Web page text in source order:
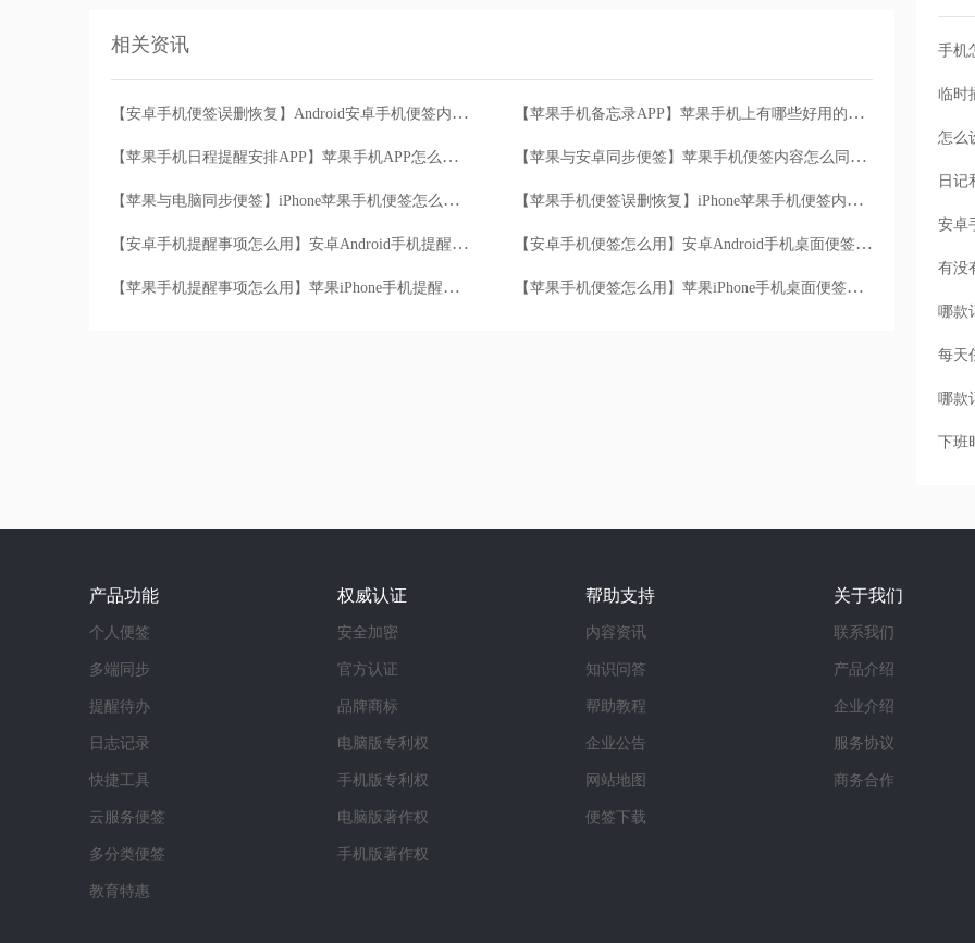
相关资讯
【安卓手机便签误删恢复】Android安卓手机便签内容误删后怎么找回恢复 【苹果手机备忘录APP】苹果手机上有哪些好用的手机备忘录同步应用软件
【苹果手机日程提醒安排APP】苹果手机APP怎么设置工作日程安排提醒通知 【苹果与安卓同步便签】苹果手机便签内容怎么同步到另一部安卓手机便签
【苹果与电脑同步便签】iPhone苹果手机便签怎么同步win电脑桌面便签 【苹果手机便签误删恢复】iPhone苹果手机便签内容误删后怎么找回恢复
【安卓手机提醒事项怎么用】安卓Android手机提醒待办事项怎么设置时间 【安卓手机便签怎么用】安卓Android手机桌面便签怎么记录便签内容
【苹果手机提醒事项怎么用】苹果iPhone手机提醒待办事项怎么设置时间 【苹果手机便签怎么用】苹果iPhone手机桌面便签APP怎么记录便签内容
手机
怎么
每天
下班
产品功能
个人便签
多端同步
提醒待办
日志记录
快捷工具
云服务便签
多分类便签
教育特惠
权威认证
安全加密
官方认证
品牌商标
电脑版专利权
手机版专利权
电脑版著作权
手机版著作权
帮助支持
内容资讯
知识问答
帮助教程
企业公告
网站地图
便签下载
关于我们
联系我们
产品介绍
企业介绍
服务协议
商务合作